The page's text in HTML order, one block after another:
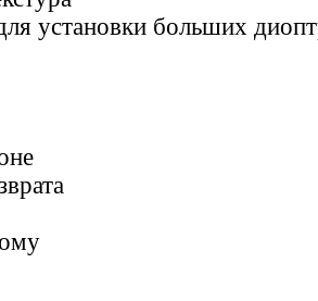
установки больших